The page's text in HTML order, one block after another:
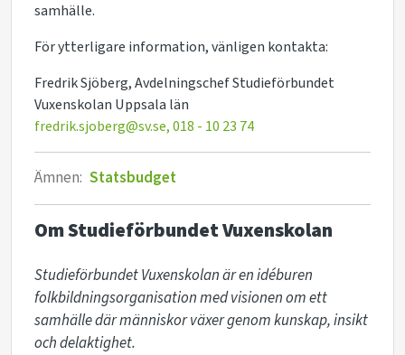
samhälle.
För ytterligare information, vänligen kontakta:
Fredrik Sjöberg, Avdelningschef Studieförbundet
Vuxenskolan Uppsala län
fredrik.sjoberg@sv.se,018 - 10 23 74
Ämnen: Statsbudget
Om Studieförbundet Vuxenskolan
Studieförbundet Vuxenskolan är en idéburen
folkbildningsorganisation med visionen om ett
samhälle där människor växer genom kunskap, insikt
och delaktighet.